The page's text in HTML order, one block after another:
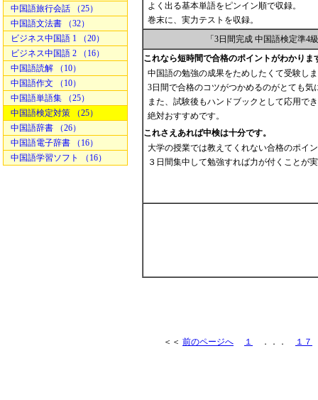
中国語旅行会話 （25）
中国語文法書 （32）
ビジネス中国語 1 （20）
ビジネス中国語 2 （16）
中国語読解 （10）
中国語作文 （10）
中国語単語集 （25）
中国語検定対策 （25）
中国語辞書 （26）
中国語電子辞書 （16）
中国語学習ソフト （16）
よく出る基本単語をピンイン順で収録。
巻末に、実力テストを収録。
「3日間完成 中国語検定準
これなら短時間で合格のポイントがわかりま
中国語の勉強の成果をためしたくて受験し
3日間で合格のコツがつかめるのがとても気
また、試験後もハンドブックとして応用で
絶対おすすめです。
これさえあれば中検は十分です。
大学の授業では教えてくれない合格のポイ
３日間集中して勉強すれば力が付くことが
＜＜ 前のページへ １ ．．． １７